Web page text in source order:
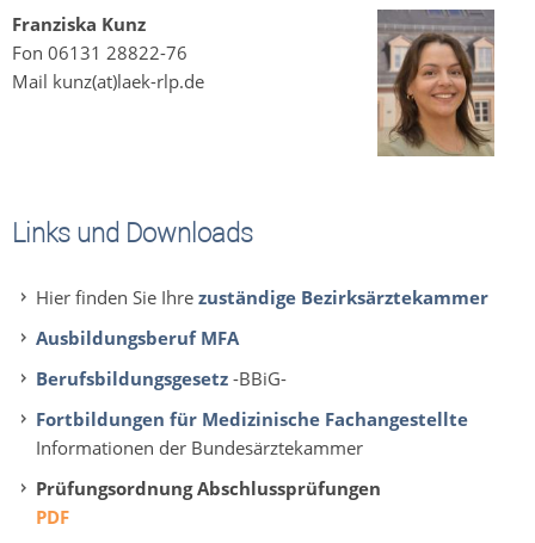
Franziska Kunz
Fon 06131 28822-76
Mail kunz(at)laek-rlp.de
Links und Downloads
Hier finden Sie Ihre zuständige Bezirksärztekammer
Ausbildungsberuf MFA
Berufsbildungsgesetz -BBiG-
Fortbildungen für Medizinische Fachangestellte
Informationen der Bundesärztekammer
Prüfungsordnung Abschlussprüfungen
PDF